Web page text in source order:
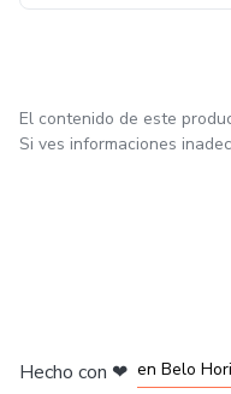
El contenido de este
Si ves informaciones
Hecho con ❤ en Belo